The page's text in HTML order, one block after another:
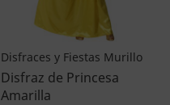
Disfraces y Fiestas Murillo
Disfraz de Princesa
Amarilla